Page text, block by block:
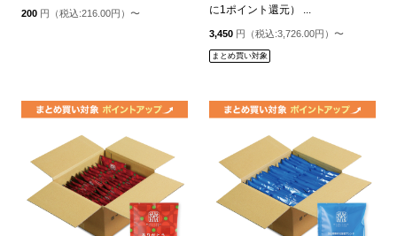
200 円（税込:216.00円）〜
に1ポイント還元） ...
3,450 円（税込:3,726.00円）〜
まとめ買い対象